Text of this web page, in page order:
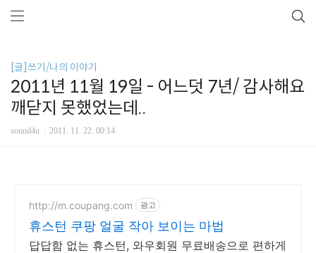
[글]쓰기/나의 이야기
2011년 11월 19일 - 어느덧 7년/ 감사해요
깨닫지 못했었는데..
sound4u 2011. 11. 22. 00:14
http://m.coupang.com 광고
휴스턴 쿠팡 얼굴 작아 보이는 마법
답답함 없는 휴스턴, 와우회원 무료배송으로 편하게